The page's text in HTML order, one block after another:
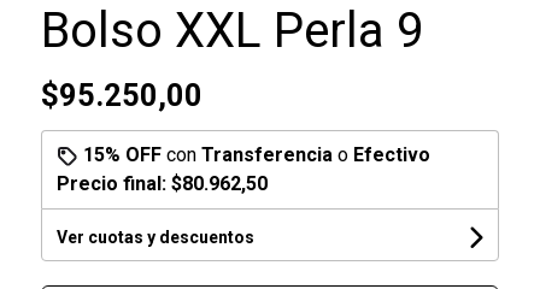
Bolso XXL Perla 9
$95.250,00
15% OFFcon Transferencia o Efectivo
Precio final: $80.962,50
Ver cuotas y descuentos